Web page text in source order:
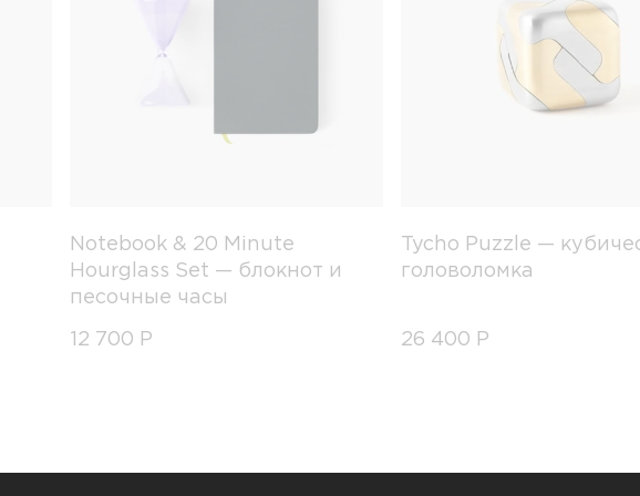
Notebook & 20 Minute
Hourglass Set — блокнот и
песочные часы
12 700 Р
Tycho Puzzle —
головоломка
26 400 Р